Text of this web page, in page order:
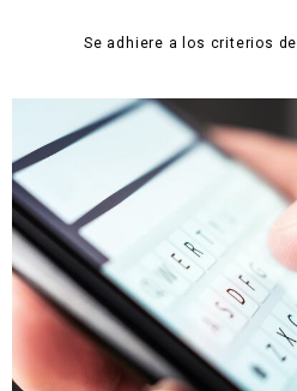
Se adhiere a los criterios de